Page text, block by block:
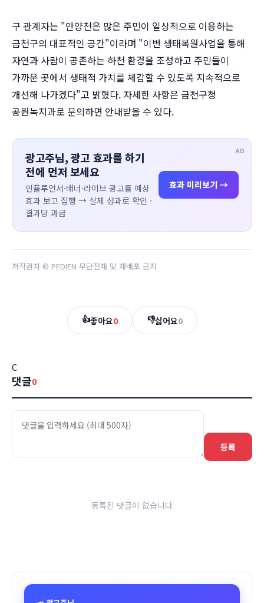
구 관계자는 "안양천은 많은 주민이 일상적으로 이용하는
금천구의 대표적인 공간"이라며 "이번 생태복원사업을 통해
자연과 사람이 공존하는 하천 환경을 조성하고 주민들이
가까운 곳에서 생태적 가치를 체감할 수 있도록 지속적으로
개선해 나가겠다"고 밝혔다. 자세한 사항은 금천구청
공원녹지과로 문의하면 안내받을 수 있다.
AD
광고주님, 광고 효과를 하기
전에 먼저 보세요
인플루언서·배너·라이브 광고를 예상
효과 보고 집행 → 실제 성과로 확인 ·
결과당 과금
효과 미리보기 →
저작권자 © PEDIEN 무단전재 및 재배포 금지
👍좋아요0 👎싫어요0
C
댓글0
등록
등록된 댓글이 없습니다